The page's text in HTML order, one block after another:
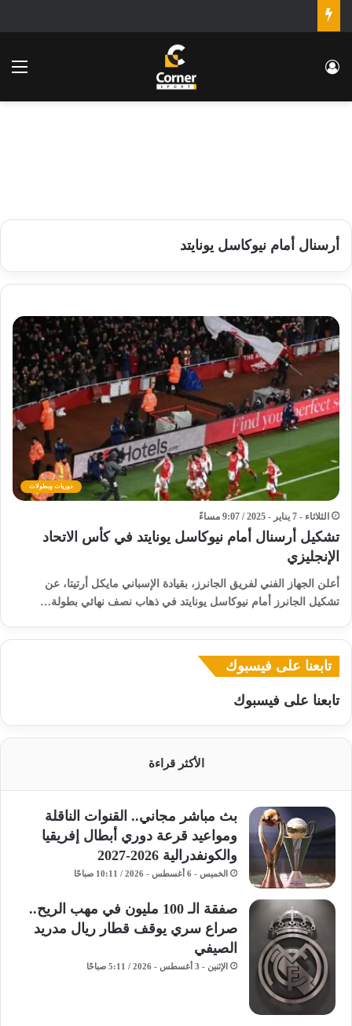
تسجيل الدخول
أرسنال أمام نيوكاسل يونايتد
دوريات وبطولات
الثلاثاء - 7 يناير - 2025 / 9:07 مساءً
تشكيل أرسنال أمام نيوكاسل يونايتد في كأس الاتحاد
الإنجليزي
أعلن الجهاز الفني لفريق الجانرز، بقيادة الإسباني مايكل أرتيتا، عن
تشكيل الجانرز أمام نيوكاسل يونايتد في ذهاب نصف نهائي بطولة…
تابعنا على فيسبوك
تابعنا على فيسبوك
الأكثر قراءة
بث مباشر مجاني.. القنوات الناقلة
ومواعيد قرعة دوري أبطال إفريقيا
والكونفدرالية 2026-2027
الخميس - 6 أغسطس - 2026 / 10:11 صباحًا
صفقة الـ 100 مليون في مهب الريح..
صراع سري يوقف قطار ريال مدريد
الصيفي
الإثنين - 3 أغسطس - 2026 / 5:11 صباحًا